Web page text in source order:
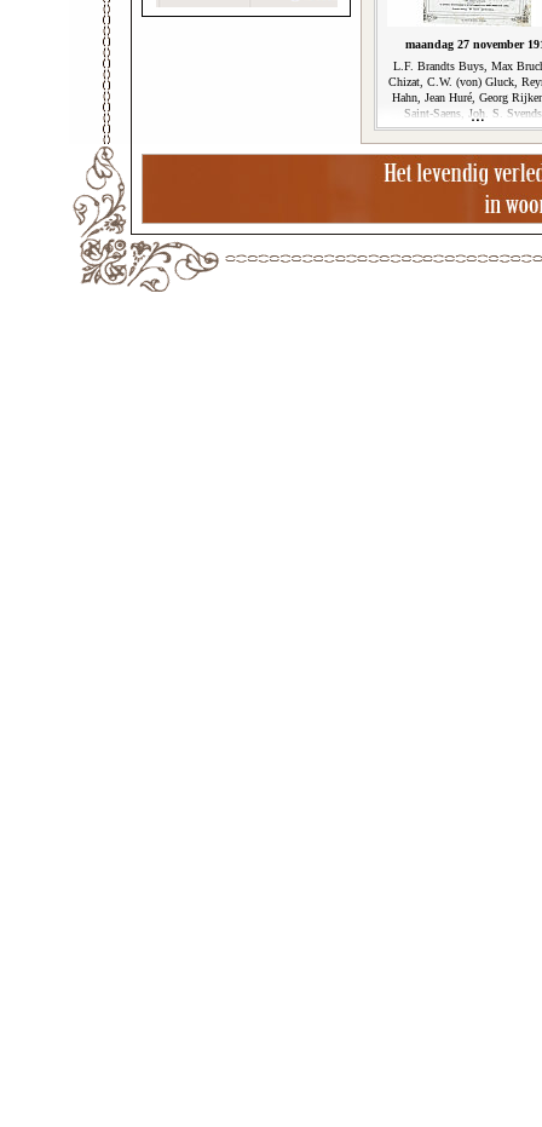
maandag 27 november
L.F. Brandts Buys, Max
Chizat, C.W. (von) Gluck,
Hahn, Jean Huré, Georg
Saint-Saens, Joh. S.